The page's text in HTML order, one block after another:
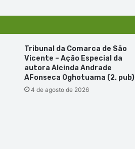
e
furto
Tribunal da Comarca de São
Vicente – Ação Especial da
autora Alcinda Andrade
AFonseca Oghotuama (2. pub)
4 de agosto de 2026